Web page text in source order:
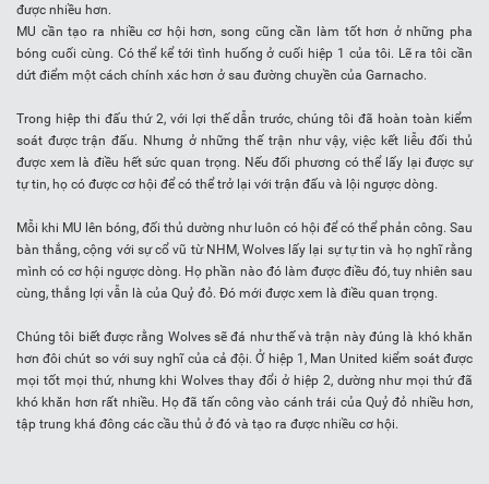
được nhiều hơn.
MU cần tạo ra nhiều cơ hội hơn, song cũng cần làm tốt hơn ở những pha
bóng cuối cùng. Có thể kể tới tình huống ở cuối hiệp 1 của tôi. Lẽ ra tôi cần
dứt điểm một cách chính xác hơn ở sau đường chuyền của Garnacho.
Trong hiệp thi đấu thứ 2, với lợi thế dẫn trước, chúng tôi đã hoàn toàn kiểm
soát được trận đấu. Nhưng ở những thế trận như vậy, việc kết liễu đối thủ
được xem là điều hết sức quan trọng. Nếu đối phương có thể lấy lại được sự
tự tin, họ có được cơ hội để có thể trở lại với trận đấu và lội ngược dòng.
Mỗi khi MU lên bóng, đối thủ dường như luôn có hội để có thể phản công. Sau
bàn thắng, cộng với sự cổ vũ từ NHM, Wolves lấy lại sự tự tin và họ nghĩ rằng
mình có cơ hội ngược dòng. Họ phần nào đó làm được điều đó, tuy nhiên sau
cùng, thắng lợi vẫn là của Quỷ đỏ. Đó mới được xem là điều quan trọng.
Chúng tôi biết được rằng Wolves sẽ đá như thế và trận này đúng là khó khăn
hơn đôi chút so với suy nghĩ của cả đội. Ở hiệp 1, Man United kiểm soát được
mọi tốt mọi thứ, nhưng khi Wolves thay đổi ở hiệp 2, dường như mọi thứ đã
khó khăn hơn rất nhiều. Họ đã tấn công vào cánh trái của Quỷ đỏ nhiều hơn,
tập trung khá đông các cầu thủ ở đó và tạo ra được nhiều cơ hội.